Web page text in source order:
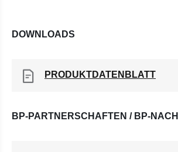
DOWNLOADS
PRODUKTDATENBLATT
BP-PARTNERSCHAFTEN / BP-